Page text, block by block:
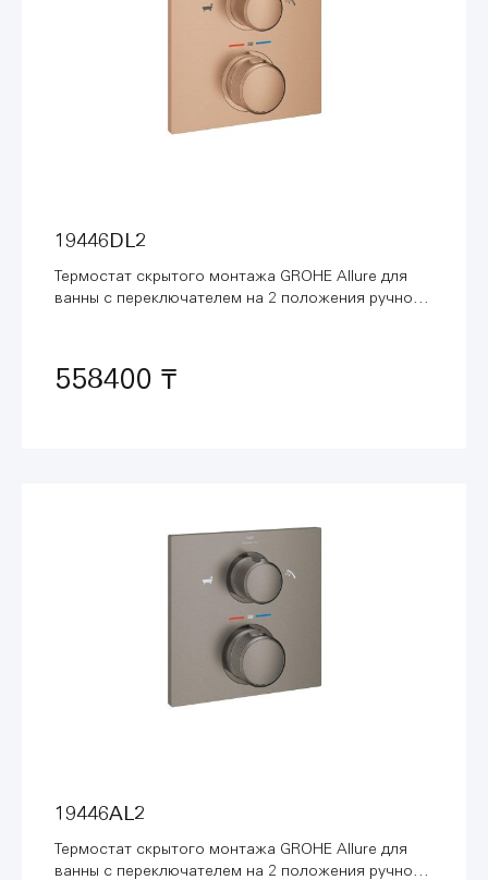
19446DL2
Термостат скрытого монтажа GROHE Allure для
ванны с переключателем на 2 положения ручной
558400 ₸
19446AL2
Термостат скрытого монтажа GROHE Allure для
ванны с переключателем на 2 положения ручной